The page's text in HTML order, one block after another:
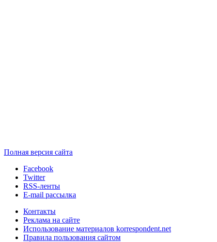
Полная версия сайта
Facebook
Twitter
RSS-ленты
E-mail рассылка
Контакты
Реклама на сайте
Использование материалов korrespondent.net
Правила пользования сайтом